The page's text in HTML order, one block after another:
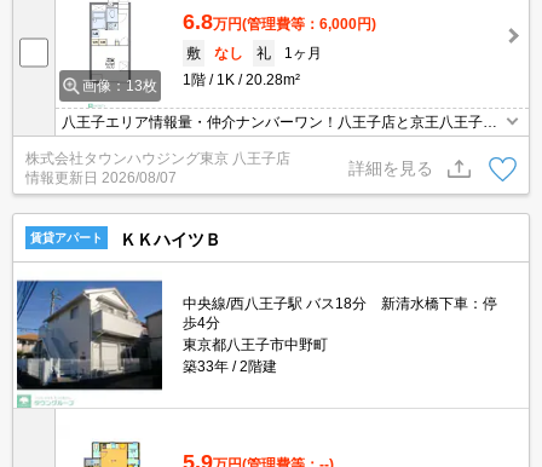
画像：13枚
6.8万円(管理費等：6,000円)
敷
なし 礼
1ヶ月
1階
1K 20.28m²
八王子エリア情報量・仲介ナンバーワン！八王子店と京王八王子店
２店舗どちらでもご対応可能！
株式会社タウンハウジング東京 八王子店
情報更新日 2026/08/07
詳細を見る
賃貸アパート ＫＫハイツＢ
中央線/西八王子駅 バス18分 新清水橋下車：停
歩4分
東京都八王子市中野町
築33年
2階建
5.9万円(管理費等：--)